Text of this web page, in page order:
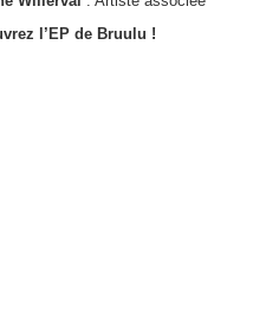
l’EP de Bruulu !